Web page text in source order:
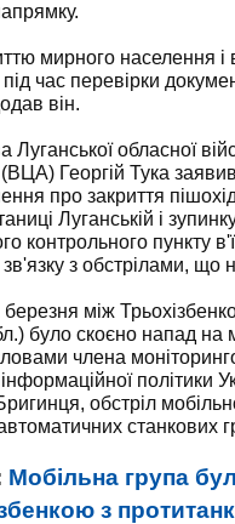
мирного населення і
час перевірки
він.
Луганської обласної
(ВЦА) Георгій Тука
про закриття
Луганській і
контрольного пункту
з обстрілами, що
між
було скоєно напад на
члена
політики
обстріл
станкових
Мобільна група
з